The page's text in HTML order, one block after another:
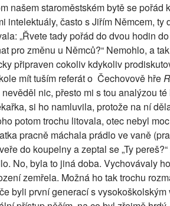
našem staroměstském bytě se
intelektuály, často s Jiřím Němcem, ty
„Řvete tady pořád do dvou hodin
pro změnu u Němců?“ Nemohlo, a
připraven cokoliv kdykoliv
mít tuším referát o Čechovově hře
nic, přesto mi s tou analýzou
si ho namluvila, protože na ní
potom trochu litovala, otec nebyl
pracně máchala prádlo ve vaně
do koupelny a zeptal se „Ty
No, byla to jiná doba. Vychovávaly
zemřela. Možná ho tak trochu
byli první generací s